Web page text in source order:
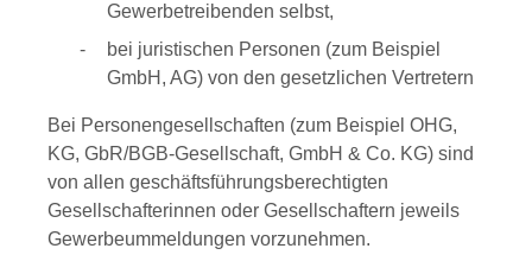
Gewerbetreibenden selbst,
bei juristischen Personen (zum Beispiel
GmbH, AG) von den gesetzlichen Vertretern
Bei Personengesellschaften (zum Beispiel OHG,
KG, GbR/BGB-Gesellschaft, GmbH & Co. KG) sind
von allen geschäftsführungsberechtigten
Gesellschafterinnen oder Gesellschaftern jeweils
Gewerbeummeldungen vorzunehmen.